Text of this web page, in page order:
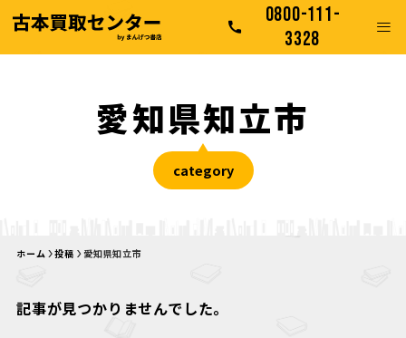
0800-111-
3328
愛知県知立市
category
ホーム 投稿 愛知県知立市
記事が見つかりませんでした。